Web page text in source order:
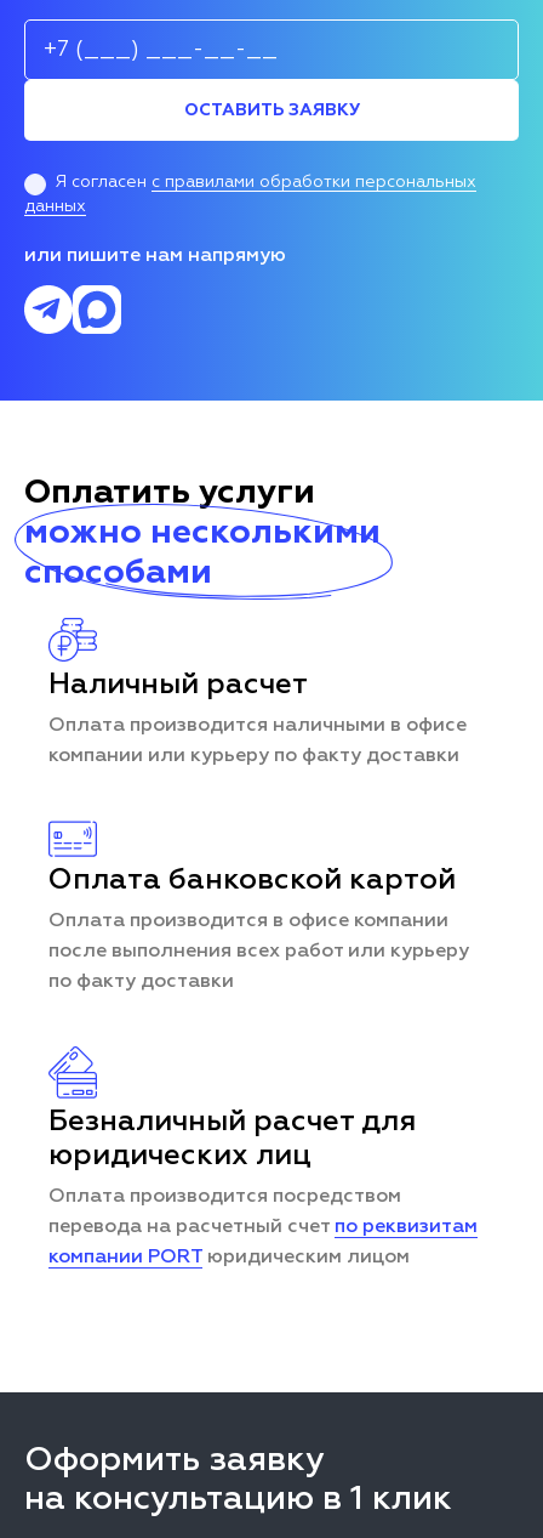
ОСТАВИТЬ ЗАЯВКУ
Я согласен с правилами обработки персональных
данных
или пишите нам напрямую
Оплатить услуги
можно несколькими
способами
Наличный расчет
Оплата производится наличными в офисе
компании или курьеру по факту доставки
Оплата банковской картой
Оплата производится в офисе компании
после выполнения всех работ или курьеру
по факту доставки
Безналичный расчет для
юридических лиц
Оплата производится посредством
перевода на расчетный счет по реквизитам
компании PORT юридическим лицом
Оформить заявку
на консультацию в 1 клик